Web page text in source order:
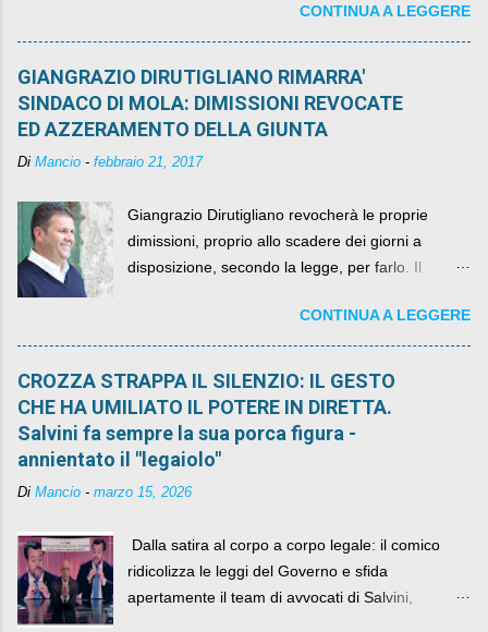
CONTINUA A LEGGERE
GIANGRAZIO DIRUTIGLIANO RIMARRA'
SINDACO DI MOLA: DIMISSIONI REVOCATE
ED AZZERAMENTO DELLA GIUNTA
Di Mancio - febbraio 21, 2017
Giangrazio Dirutigliano revocherà le proprie
dimissioni, proprio allo scadere dei giorni a
disposizione, secondo la legge, per farlo. Il
quelli che si auspicavano il contrario.CONTINUA A LEGGERE
CROZZA STRAPPA IL SILENZIO: IL GESTO
CHE HA UMILIATO IL POTERE IN DIRETTA.
Salvini fa sempre la sua porca figura -
annientato il "legaiolo"
Di Mancio - marzo 15, 2026
​ Dalla satira al corpo a corpo legale: il comico
ridicolizza le leggi del Governo e sfida
apertamente il team di avvocati di Salvini,